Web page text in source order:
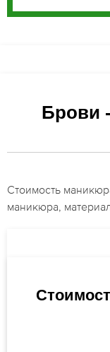
Брови
Стоимость
маникюра,